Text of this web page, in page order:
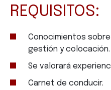
REQUISITOS:
Conocimientos
gestión y colocación.
Se valorará
Carnet de conducir.